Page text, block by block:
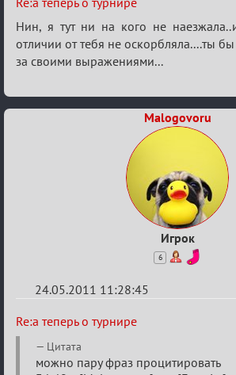
Re:
а
теперь
о
Нин, я тут ни на кого не
отличии от тебя не оскорбляла....ты
за своими выражениями...
Malogovoru
Игрок
6
24.05.2011 11:28:45
Re:
а
теперь
Re:а теперь о турнире
Цитата
можно пару фраз процитировать